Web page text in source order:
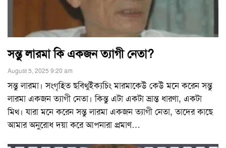
সন্তু লারমা কি একজন ত্যাগী নেতা?
August 5, 2025 9:20 am
সন্তু লারমা। সংগৃহিত ছবিথুইক্যচিং মারমাকেউ কেউ মনে করেন সন্তু
লারমা একজন ত্যাগী নেতা। কিন্তু এটা একটা ভ্রান্ত ধারণা, একটা
মিথ। যারা মনে করেন সন্তু লারমা একজন ত্যাগী নেতা, তাদের কাছে
আমার অনুরোধ দয়া করে আপনারা প্রমাণ…